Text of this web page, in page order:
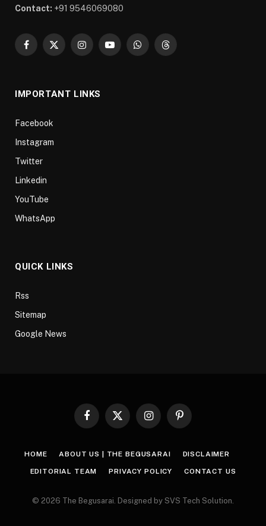
Contact: +91 9546069080
Facebook
X
InstagramYouTubeWhatsAppThreads
IMPORTANT LINKS
Facebook
Instagram
Twitter
Linkedin
YouTube
WhatsApp
QUICK LINKS
Rss
Sitemap
Google News
Facebook
X
InstagramPinterest
HOME ABOUT US | THE BEGUSARAI DISCLAIMER
EDITORIAL TEAM PRIVACY POLICY CONTACT US
© 2026 The Begusarai. Designed by SVS Tech Solution.